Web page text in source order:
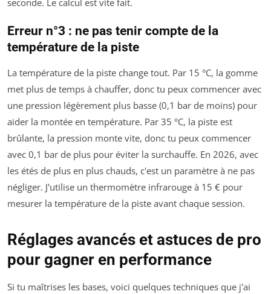
seconde. Le calcul est vite fait.
Erreur n°3 : ne pas tenir compte de la
température de la piste
La température de la piste change tout. Par 15 °C, la gomme
met plus de temps à chauffer, donc tu peux commencer avec
une pression légèrement plus basse (0,1 bar de moins) pour
aider la montée en température. Par 35 °C, la piste est
brûlante, la pression monte vite, donc tu peux commencer
avec 0,1 bar de plus pour éviter la surchauffe. En 2026, avec
les étés de plus en plus chauds, c'est un paramètre à ne pas
négliger. J'utilise un thermomètre infrarouge à 15 € pour
mesurer la température de la piste avant chaque session.
Réglages avancés et astuces de pro
pour gagner en performance
Si tu maîtrises les bases, voici quelques techniques que j'ai